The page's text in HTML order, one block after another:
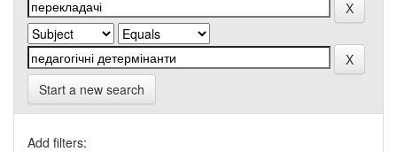
Start a new search
Add filters: